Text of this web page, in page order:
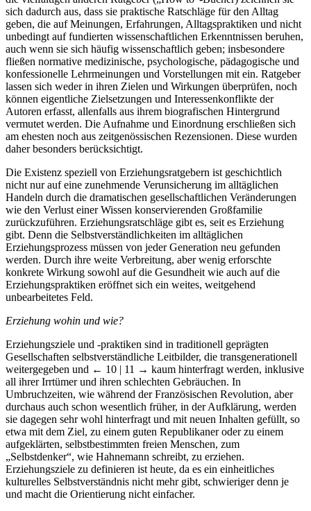
sich dadurch aus, dass sie praktische Ratschläge für den Alltag
geben, die auf Meinungen, Erfahrungen, Alltagspraktiken und nicht
unbedingt auf fundierten wissenschaftlichen Erkenntnissen beruhen,
auch wenn sie sich häufig wissenschaftlich geben; insbesondere
fließen normative medizinische, psychologische, pädagogische und
konfessionelle Lehrmeinungen und Vorstellungen mit ein. Ratgeber
lassen sich weder in ihren Zielen und Wirkungen überprüfen, noch
können eigentliche Zielsetzungen und Interessenkonflikte der
Autoren erfasst, allenfalls aus ihrem biografischen Hintergrund
vermutet werden. Die Aufnahme und Einordnung erschließen sich
am ehesten noch aus zeitgenössischen Rezensionen. Diese wurden
daher besonders berücksichtigt.
Die Existenz speziell von Erziehungsratgebern ist geschichtlich
nicht nur auf eine zunehmende Verunsicherung im alltäglichen
Handeln durch die dramatischen gesellschaftlichen Veränderungen
wie den Verlust einer Wissen konservierenden Großfamilie
zurückzuführen. Erziehungsratschläge gibt es, seit es Erziehung
gibt. Denn die Selbstverständlichkeiten im alltäglichen
Erziehungsprozess müssen von jeder Generation neu gefunden
werden. Durch ihre weite Verbreitung, aber wenig erforschte
konkrete Wirkung sowohl auf die Gesundheit wie auch auf die
Erziehungspraktiken eröffnet sich ein weites, weitgehend
unbearbeitetes Feld.
Erziehung wohin und wie?
Erziehungsziele und -praktiken sind in traditionell geprägten
Gesellschaften selbstverständliche Leitbilder, die transgenerationell
weitergegeben und ← 10 | 11 → kaum hinterfragt werden, inklusive
all ihrer Irrtümer und ihren schlechten Gebräuchen. In
Umbruchzeiten, wie während der Französischen Revolution, aber
durchaus auch schon wesentlich früher, in der Aufklärung, werden
sie dagegen sehr wohl hinterfragt und mit neuen Inhalten gefüllt, so
etwa mit dem Ziel, zu einem guten Republikaner oder zu einem
aufgeklärten, selbstbestimmten freien Menschen, zum
„Selbstdenker“, wie Hahnemann schreibt, zu erziehen.
Erziehungsziele zu definieren ist heute, da es ein einheitliches
kulturelles Selbstverständnis nicht mehr gibt, schwieriger denn je
und macht die Orientierung nicht einfacher.